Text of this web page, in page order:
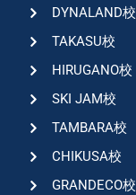
DYNALAND校
TAKASU校
HIRUGANO校
SKI JAM校
TAMBARA校
CHIKUSA校
GRANDECO校